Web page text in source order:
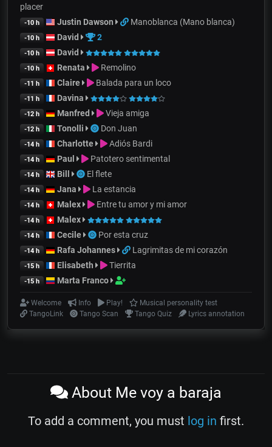
placer
-10 h Justin Dawson Manoblanca (Mano blanca)
-10 h David 2
-10 h David
-10 h Renata Remolino
-11 h Claire Balada para un loco
-11 h Davina
-12 h Manfred Vieja amiga
-12 h Tonolli Don Juan
-14 h Charlotte Adiós Bardi
-14 h Paul Patotero sentimental
-14 h Bill El flete
-14 h Jana La estancia
-14 h Malex Entre tu amor y mi amor
-14 h Malex
-14 h Cecile Por esta cruz
-14 h Rafa Johannes Lagrimitas de mi corazón
-15 h Elisabeth Tierrita
-15 h Marta Franco
Welcome Info Play!
Musical personality test
TangoLink
Tango Scan Tango Quiz Lyrics annotation
About Me voy a baraja
To add a comment, you must log in first.